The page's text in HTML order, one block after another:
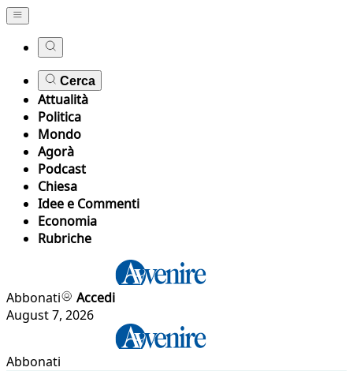
Cerca
Attualità
Politica
Mondo
Agorà
Podcast
Chiesa
Idee e Commenti
Economia
Rubriche
Abbonati
Accedi
August 7, 2026
Abbonati